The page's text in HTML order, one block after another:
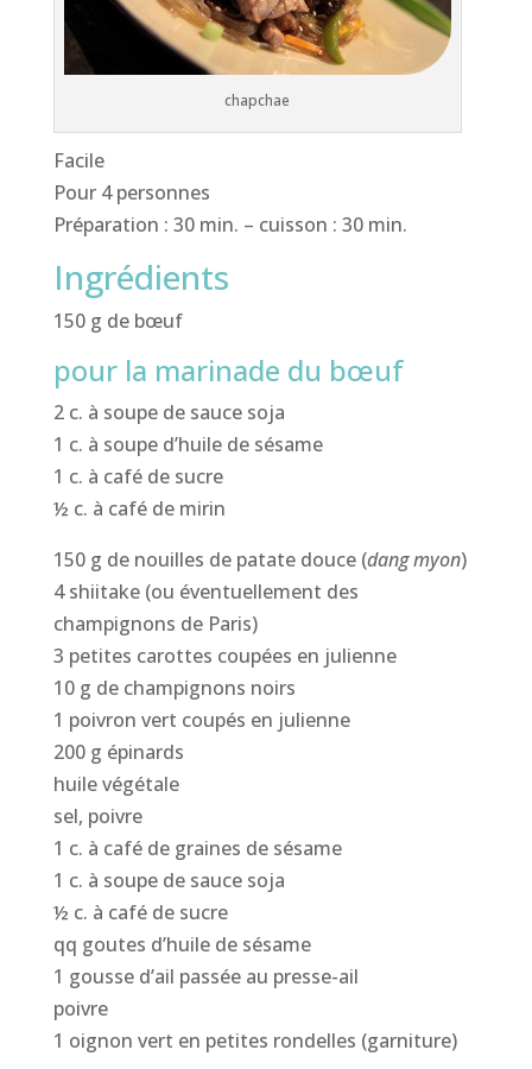
chapchae
Facile
Pour 4 personnes
Préparation : 30 min. – cuisson : 30 min.
Ingrédients
150 g de bœuf
pour la marinade du bœuf
2 c. à soupe de sauce soja
1 c. à soupe d’huile de sésame
1 c. à café de sucre
½ c. à café de mirin
150 g de nouilles de patate douce (dang myon)
4 shiitake (ou éventuellement des
champignons de Paris)
3 petites carottes coupées en julienne
10 g de champignons noirs
1 poivron vert coupés en julienne
200 g épinards
huile végétale
sel, poivre
1 c. à café de graines de sésame
1 c. à soupe de sauce soja
½ c. à café de sucre
qq goutes d’huile de sésame
1 gousse d’ail passée au presse-ail
poivre
1 oignon vert en petites rondelles (garniture)